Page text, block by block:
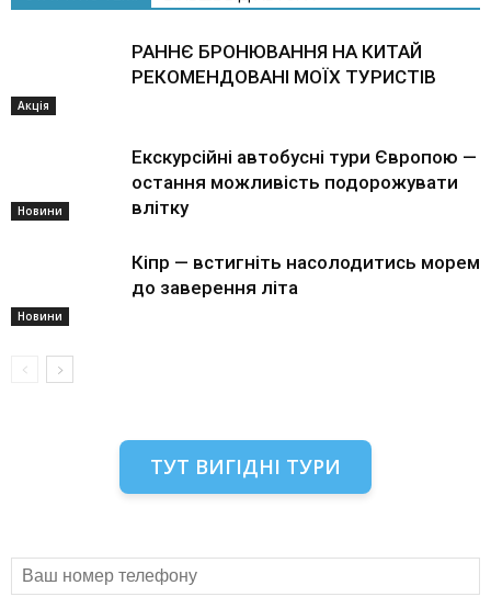
Акція
РАННЄ БРОНЮВАННЯ НА КИТАЙ
РЕКОМЕНДОВАНІ МОЇХ ТУРИСТІВ
Новини
Екскурсійні автобусні тури Європою —
остання можливість подорожувати
влітку
Новини
Кіпр — встигніть насолодитись морем
до заверення літа
ТУТ ВИГІДНІ ТУРИ